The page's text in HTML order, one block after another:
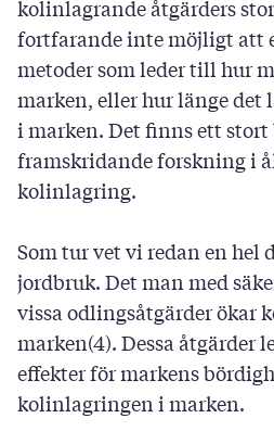
kolinlagrande åtgärders
fortfarande inte möjligt att
metoder som leder till hur
marken, eller hur länge det
i marken. Det finns ett
framskridande forskning i
kolinlagring.
Som tur vet vi redan en hel
jordbruk. Det man med
vissa odlingsåtgärder ökar
marken(4). Dessa åtgärder
effekter för markens
kolinlagringen i marken.